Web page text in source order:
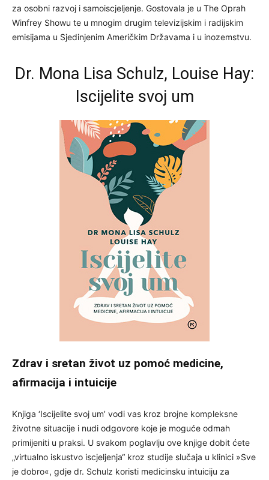
za osobni razvoj i samoiscjeljenje. Gostovala je u The Oprah
Winfrey Showu te u mnogim drugim televizijskim i radijskim
emisijama u Sjedinjenim Američkim Državama i u inozemstvu.
Dr. Mona Lisa Schulz, Louise Hay:
Iscijelite svoj um
Zdrav i sretan život uz pomoć medicine,
afirmacija i intuicije
Knjiga ‘Iscijelite svoj um’ vodi vas kroz brojne kompleksne
životne situacije i nudi odgovore koje je moguće odmah
primijeniti u praksi. U svakom poglavlju ove knjige dobit ćete
„virtualno iskustvo iscjeljenja“ kroz studije slučaja u klinici »Sve
je dobro«, gdje dr. Schulz koristi medicinsku intuiciju za